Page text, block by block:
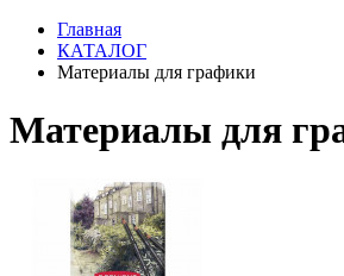
Главная
КАТАЛОГ
Материалы для графики
Материалы для